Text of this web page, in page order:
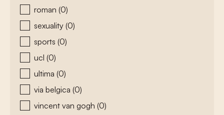
roman (0)
sexuality (0)
sports (0)
ucl (0)
ultima (0)
via belgica (0)
vincent van gogh (0)